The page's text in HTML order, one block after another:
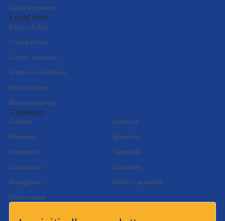
Guida serramenti
Legal Hub
Privacy Policy
Cookie Policy
Gestisci consenso
Termini e condizioni
Resi e rimborsi
Disconoscimento
Catalogo
Cerniere
Domotica
Ferramenta
Guarnizioni
Maniglieria
Posa in opera
Sicurezza
Spazzolini
Tapparelle
Zanzariere
Tettoie e pensiline